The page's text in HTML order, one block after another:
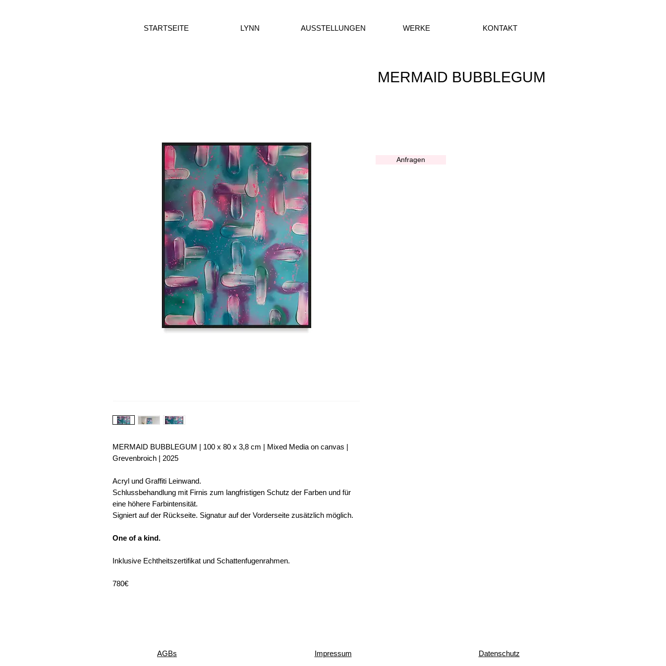
STARTSEITE LYNN AUSSTELLUNGEN WERKE KONTAKT
MERMAID BUBBLEGUM | 100 x 80 x 3,8 cm | Mixed Media on canvas |
Grevenbroich | 2025
Acryl und Graffiti Leinwand.
Schlussbehandlung mit Firnis zum langfristigen Schutz der Farben und für
eine höhere Farbintensität.
Signiert auf der Rückseite. Signatur auf der Vorderseite zusätzlich möglich.
One of a kind.
Inklusive Echtheitszertifikat und Schattenfugenrahmen.
780€
MERMAID BUBBLEGUM
Anfragen
AGBs Impressum Datenschutz